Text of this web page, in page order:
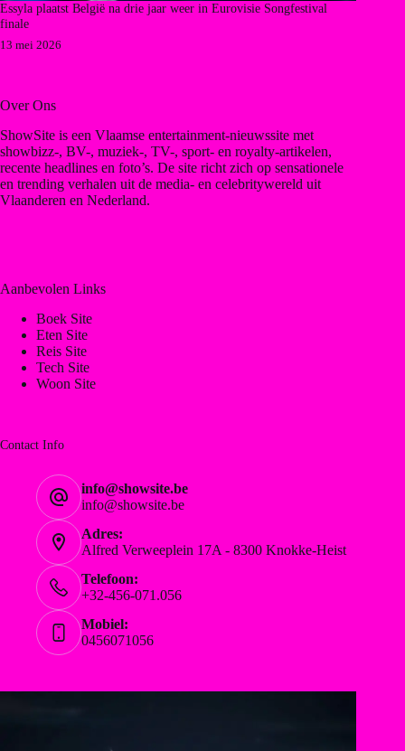
Essyla plaatst België na drie jaar weer in Eurovisie Songfestival
finale
13 mei 2026
Over Ons
ShowSite is een Vlaamse entertainment-nieuwssite met
showbizz-, BV-, muziek-, TV-, sport- en royalty-artikelen,
recente headlines en foto’s. De site richt zich op sensationele
en trending verhalen uit de media- en celebritywereld uit
Vlaanderen en Nederland.
Aanbevolen Links
Boek Site
Eten Site
Reis Site
Tech Site
Woon Site
Contact Info
info@showsite.be
info@showsite.be
Adres:
Alfred Verweeplein 17A - 8300 Knokke-Heist
Telefoon:
+32-456-071.056
Mobiel:
0456071056